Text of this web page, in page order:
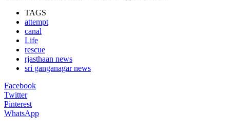
TAGS
attempt
canal
Life
rescue
rjasthaan news
sri ganganagar news
Facebook
Twitter
Pinterest
WhatsApp